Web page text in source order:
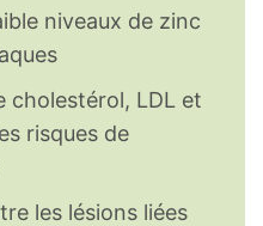
niveaux de zinc
cholestérol, LDL et
risques de
les lésions liées